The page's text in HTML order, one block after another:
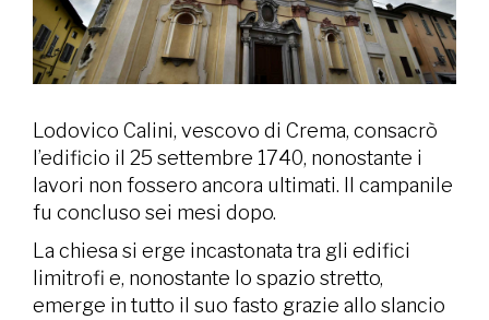
Lodovico Calini, vescovo di Crema, consacrò
l’edificio il 25 settembre 1740, nonostante i
lavori non fossero ancora ultimati. Il campanile
fu concluso sei mesi dopo.
La chiesa si erge incastonata tra gli edifici
limitrofi e, nonostante lo spazio stretto,
emerge in tutto il suo fasto grazie allo slancio